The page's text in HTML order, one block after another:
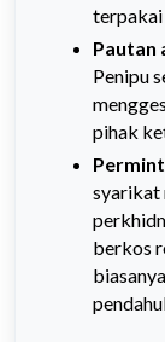
terpakai
Pautan
Penipu
pihak
syarikat
berkos